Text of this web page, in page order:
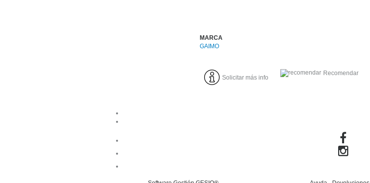
MARCA
GAIMO
Solicitar más info
Recomendar